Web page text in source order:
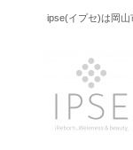
ipse(イプセ)は岡